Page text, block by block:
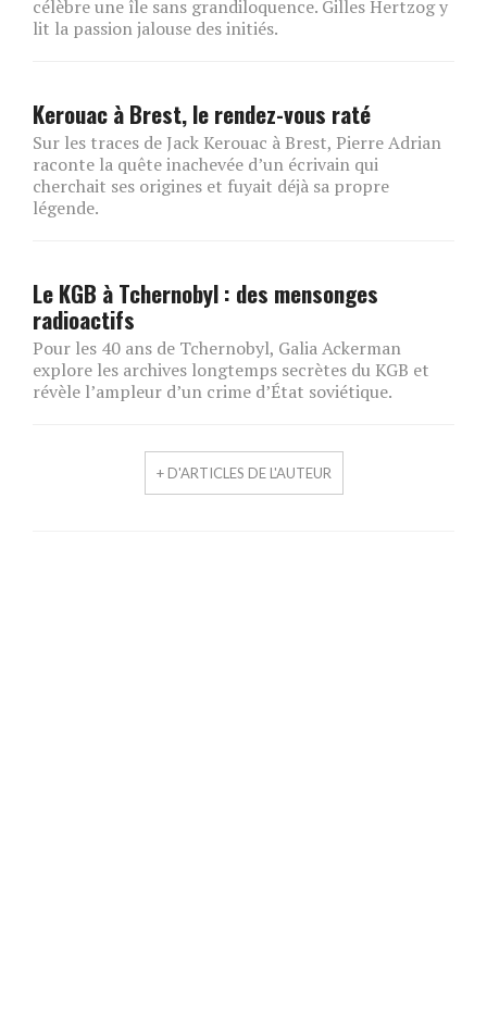
célèbre une île sans grandiloquence. Gilles Hertzog y
lit la passion jalouse des initiés.
Kerouac à Brest, le rendez-vous raté
Sur les traces de Jack Kerouac à Brest, Pierre Adrian
raconte la quête inachevée d’un écrivain qui
cherchait ses origines et fuyait déjà sa propre
légende.
Le KGB à Tchernobyl : des mensonges
radioactifs
Pour les 40 ans de Tchernobyl, Galia Ackerman
explore les archives longtemps secrètes du KGB et
révèle l’ampleur d’un crime d’État soviétique.
+ D'ARTICLES DE L'AUTEUR